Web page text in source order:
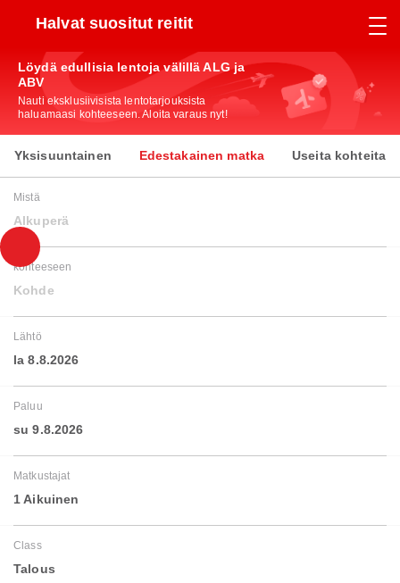
Halvat suositut reitit
Löydä edullisia lentoja välillä ALG ja
ABV
Nauti eksklusiivisista lentotarjouksista
haluamaasi kohteeseen. Aloita varaus nyt!
Yksisuuntainen Edestakainen matka Useita kohteita
Mistä
Alkuperä
kohteeseen
Kohde
Lähtö
la 8.8.2026
Paluu
su 9.8.2026
Matkustajat
1 Aikuinen
Class
Talous